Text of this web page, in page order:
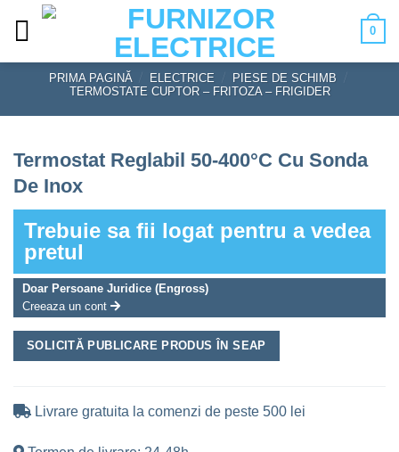
0
PRIMA PAGINĂ ELECTRICE PIESE DE SCHIMB
TERMOSTATE CUPTOR – FRITOZA – FRIGIDER
Termostat Reglabil 50-400°C Cu Sonda
De Inox
Trebuie sa fii logat pentru a vedea
pretul
Doar Persoane Juridice (Engross)
Creeaza un cont
SOLICITĂ PUBLICARE PRODUS ÎN SEAP
Livrare gratuita la comenzi de peste 500 lei